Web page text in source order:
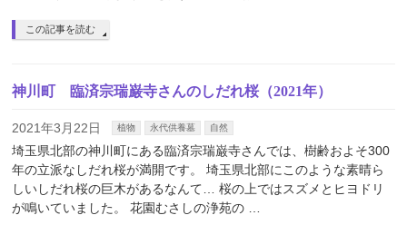
この記事を読む
神川町 臨済宗瑞巌寺さんのしだれ桜（2021年）
2021年3月22日 植物 永代供養墓 自然
埼玉県北部の神川町にある臨済宗瑞巌寺さんでは、樹齢およそ300
年の立派なしだれ桜が満開です。 埼玉県北部にこのような素晴ら
しいしだれ桜の巨木があるなんて… 桜の上ではスズメとヒヨドリ
が鳴いていました。 花園むさしの浄苑の …